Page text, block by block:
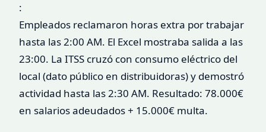
:
Empleados reclamaron horas extra por trabajar
hasta las 2:00 AM. El Excel mostraba salida a las
23:00. La ITSS cruzó con consumo eléctrico del
local (dato público en distribuidoras) y demostró
actividad hasta las 2:30 AM. Resultado: 78.000€
en salarios adeudados + 15.000€ multa.